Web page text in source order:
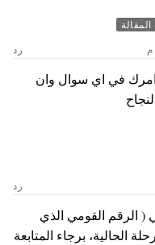
رد
امرك في اي سوال وان
رد
( الرقم القومي الذي
الحالية، برجاء المتابعة